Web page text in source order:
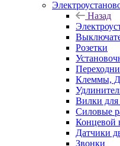
Назад
Розетки
Клеммы,
Вилки для
Силовые
Концевой
Датчики
Звонки